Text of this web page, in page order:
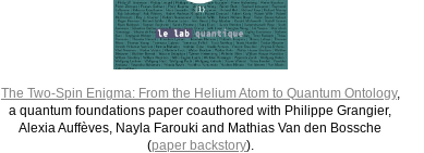
The Two-Spin Enigma: From the Helium Atom to Quantum Ontology,
a quantum foundations paper coauthored with Philippe Grangier,
Alexia Auffèves, Nayla Farouki and Mathias Van den Bossche
(paper backstory).